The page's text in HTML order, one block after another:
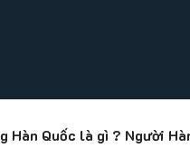
Hàn Quốc là gì ? Người